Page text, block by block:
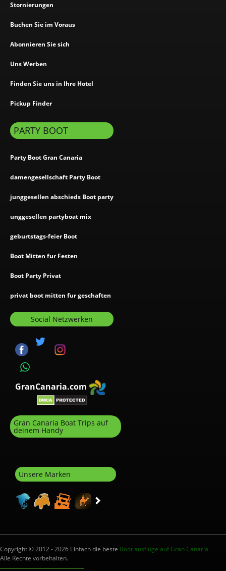
Stornierungen
Buchen Sie im Voraus
Abonnieren Sie sich
Uns Werben
Finden Sie uns in Ihre Hotel
Pickup Finder
PARTY BOOT
Party Boot Gran Canaria
damengesellschaft Party Boot
junggesellen abschieds Boot party
unggesellen partyboat mix
geburtstags-feier Boot
Boot Mitten fur Festen
Boot Party Privat
privat boot mitten fur geschaften
Social Netzwerken
GranCanaria.com
Gran Canaria Boat Trips auf
deinem Handy
Unsere Marken
Copyright © 2012 - 2026 Einfach die beste Boot ausflüge auf Gran Canaria
Alle Rechte vorbehalten.